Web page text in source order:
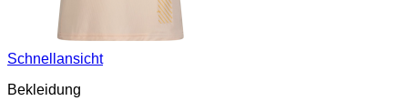
Schnellansicht
Bekleidung